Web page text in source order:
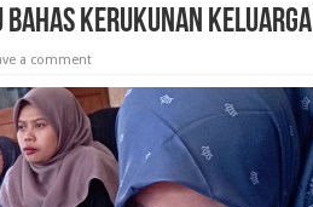
Bahas Kerukunan Keluarga
a comment